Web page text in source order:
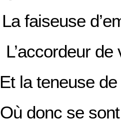
La faiseuse
L’accordeur de
Et la teneuse
Où donc se